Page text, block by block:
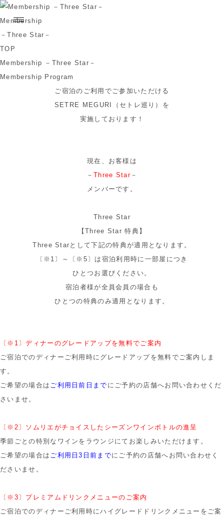
Membership
－Three Star－
TOP
Membership －Three Star－
Membership Program
ご宿泊のご利用でご参加いただける
SETRE MEGURI（セトレ巡り）を
実施しております！
現在、お客様は
－ Three Star －
メンバーです。
Three Star
【Three Star 特典】
Three Starとして下記の特典が適用となります。
〔※1〕～〔※5〕は 宿泊利用時に一部屋につき
ひとつお選びください。
宿泊者様が全員会員の場合も
ひとつの特典のみ適用となります。
〔※1〕ディナーのグレードアップを無料でご案内
ご宿泊でのディナーご利用時にグレードアップを無料でご案内しま
す。
ご希望の場合は ご利用日前日まで にご予約の店舗へお問い合わせくだ
さいませ。
〔※2〕ソムリエがチョイスしたシーズンワインボトルの進呈
季節ごとの特別なワインをラウンジにてお楽しみいただけます。
ご希望の場合は ご利用日3日前までにご予約の店舗へお問い合わせく
ださいませ。
〔※3〕プレミアムドリンクメニューのご案内
ご宿泊でのディナーご利用時にハイグレードドリンクメニューをご案